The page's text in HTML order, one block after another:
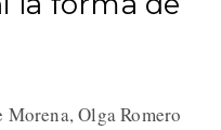
Olga Romero